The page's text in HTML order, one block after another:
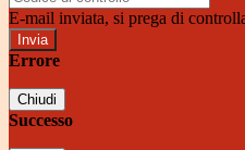
E-mail inviata, si prega di
Errore
Chiudi
Successo